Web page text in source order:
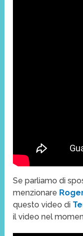
Se parliamo di
menzionare
questo video di
il video nel